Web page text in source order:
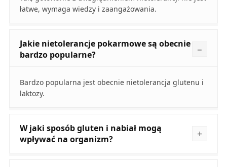
łatwe, wymaga wiedzy i zaangażowania.
Jakie nietolerancje pokarmowe są obecnie
bardzo popularne?
Bardzo popularna jest obecnie nietolerancja glutenu i
laktozy.
W jaki sposób gluten i nabiał mogą
wpływać na organizm?